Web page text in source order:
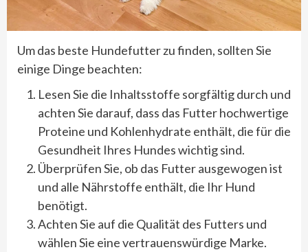
Um das beste Hundefutter zu finden, sollten Sie
einige Dinge beachten:
Lesen Sie die Inhaltsstoffe sorgfältig durch und
achten Sie darauf, dass das Futter hochwertige
Proteine und Kohlenhydrate enthält, die für die
Gesundheit Ihres Hundes wichtig sind.
Überprüfen Sie, ob das Futter ausgewogen ist
und alle Nährstoffe enthält, die Ihr Hund
benötigt.
Achten Sie auf die Qualität des Futters und
wählen Sie eine vertrauenswürdige Marke.